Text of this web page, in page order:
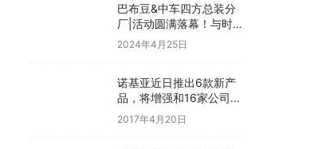
巴布豆&中车四方总装分
厂|活动圆满落幕！与时代
同行·见证新生
2024年4月25日
诺基亚近日推出6款新产
品，将增强和16家公司合
作，VR领域发力明显
2017年4月20日